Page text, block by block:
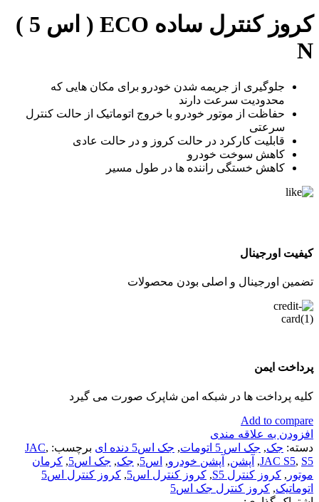
کروز کنترل ساده ECO ( اس 5 )
N
جلوگیری از جریمه شدن خودرو برای مکان هایی که
محدودیت سرعت دارند
حفاظت از موتور خودرو با خروج اتوماتیک از حالت کنترل
سرعتی
قابلیت کارکرد در حالت کروز و در حالت عادی
کاهش سوخت خودرو
کاهش خستگی راننده ها در طول مسیر
کیفیت اورجینال
تضمین اورجینال و اصلی بودن محصولات
پرداخت ایمن
کلیه پرداخت ها در شبکه امن شاپرک صورت می گیرد
Add to compare
افزودن به علاقه مندی
دسته: جک, جک اس 5 اتومات , جک اس5 دنده ای برچسب: JAC,
JAC S5, S5
, آپشن, آپشن خودرو, اس5 , جک, جک اس5 , کرمان
موتور , کروز کنترل S5 , کروز کنترل اس5 ,
کروز کنترل اس5
اتوماتیک, کروز کنترل جک اس5